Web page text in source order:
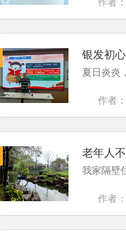
银发初
夏日炎炎
作者
老年人
我家隔壁
作者